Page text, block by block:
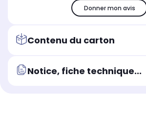
Donner mon avis
Contenu du carton
Notice, fiche technique...